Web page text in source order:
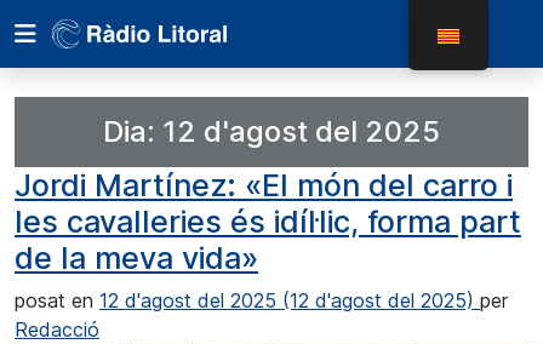
Dia: 12 d'agost del 2025
Jordi Martínez: «El món del carro i
les cavalleries és idíl·lic, forma part
de la meva vida»
posat en 12 d'agost del 2025 (12 d'agost del 2025) per
Redacció